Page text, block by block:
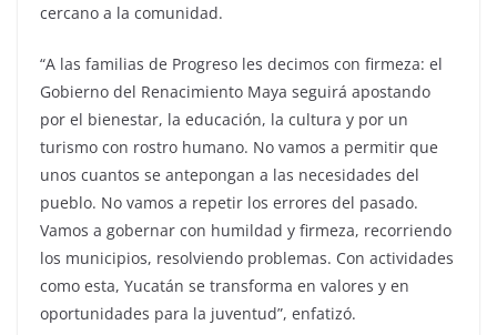
cercano a la comunidad.
“A las familias de Progreso les decimos con firmeza: el
Gobierno del Renacimiento Maya seguirá apostando
por el bienestar, la educación, la cultura y por un
turismo con rostro humano. No vamos a permitir que
unos cuantos se antepongan a las necesidades del
pueblo. No vamos a repetir los errores del pasado.
Vamos a gobernar con humildad y firmeza, recorriendo
los municipios, resolviendo problemas. Con actividades
como esta, Yucatán se transforma en valores y en
oportunidades para la juventud”, enfatizó.